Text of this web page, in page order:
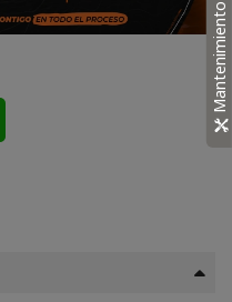
Mantenimiento